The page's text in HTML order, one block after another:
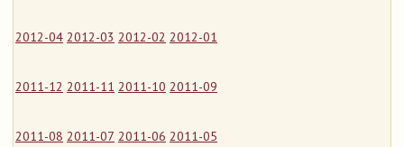
2012-04 2012-03 2012-02 2012-01
2011-12 2011-11 2011-10 2011-09
2011-08 2011-07 2011-06 2011-05